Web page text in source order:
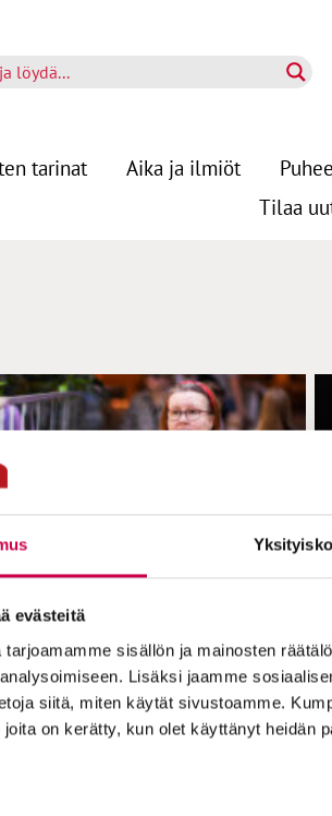
evästeitä
tarjoamamme sisällön ja mainosten
Lisäksi jaamme
siitä, miten käytät sivustoamme.
on kerätty, kun olet käyttänyt heidän
tarinat Aika ja ilmiöt
Tilaa
TARINAT | 26.09.2024
ja luottotiedot, mutta
köyhänä, olen monin tavoin
rikas”